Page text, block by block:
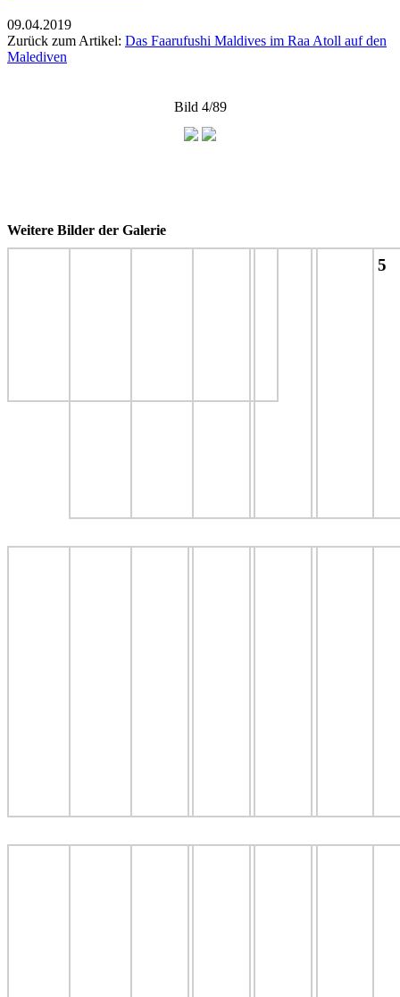
09.04.2019
Zurück zum Artikel: Das Faarufushi Maldives im Raa Atoll auf den
Malediven
Bild 4/89
Weitere Bilder der Galerie
5